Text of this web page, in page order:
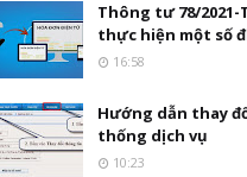
Thông tư 78/
thực hiện một số
16:58
Hướng dẫn thay
thống dịch vụ
10:23